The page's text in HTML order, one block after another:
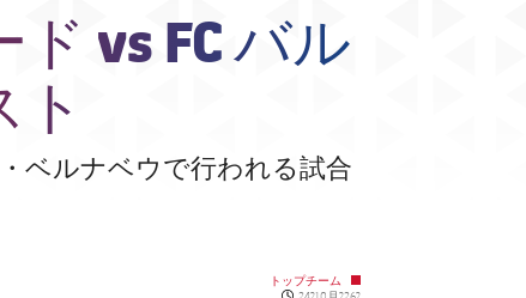
vs FC バル
ベルナベウで行われる試合
トップチーム
Published news